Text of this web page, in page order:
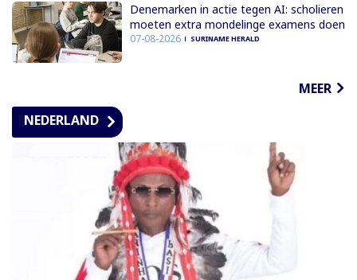
Denemarken in actie tegen AI: scholieren
moeten extra mondelinge examens doen
07-08-2026 SURINAME HERALD
MEER
NEDERLAND